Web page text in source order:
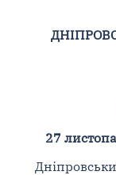
27